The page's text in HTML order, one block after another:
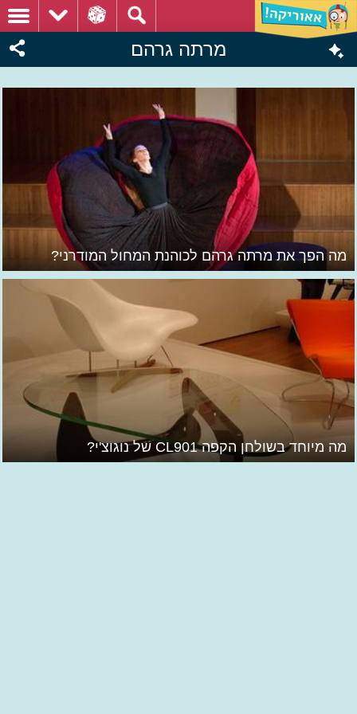
מרתה גרהם
מה הפך את מרתה גרהם לכוהנת המחול המודרני?
מה מיוחד בשולחן הקפה CL901 של נוגוצ'י?